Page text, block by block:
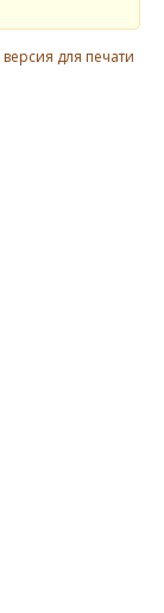
версия для печати